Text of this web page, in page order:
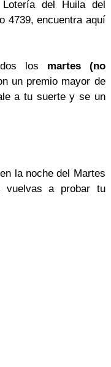
del Huila del
4739, encuentra aquí
los martes (no
un premio mayor de
a tu suerte y se un
la noche del Martes
vuelvas a probar tu